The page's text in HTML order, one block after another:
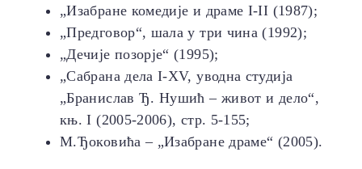
„Изабране комедије и драме I-II (1987);
„Предговор“, шала у три чина (1992);
„Дечије позорје“ (1995);
„Сабрана дела I-XV, уводна студија
„Бранислав Ђ. Нушић – живот и дело“,
књ. I (2005-2006), стр. 5-155;
М.Ђоковића – „Изабране драме“ (2005).